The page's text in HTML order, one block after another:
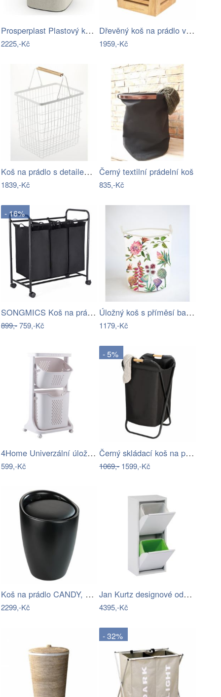
Prosperplast Plastový květináč COROS…
2225,-Kč
Dřevěný koš na prádlo v přírodní barvě…
1959,-Kč
Koš na prádlo s detailem z bukového…
1839,-Kč
Černý textilní prádelní koš
835,-Kč
- 16%
SONGMICS Koš na prádlo pojízdný černý 3…
899,-759,-Kč
Úložný koš s příměsí bavlny Madre Selva…
1179,-Kč
4Home Univerzální úložné koše na…
599,-Kč
- 5%
Černý skládací koš na prádlo Wenko Bin
1069,-1599,-Kč
Koš na prádlo CANDY, matný černý, 2v1,…
2299,-Kč
Jan Kurtz designové odpakové koše na…
4395,-Kč
- 32%